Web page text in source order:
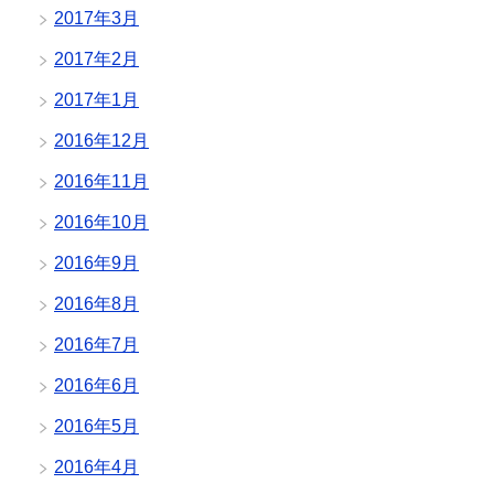
2017年3月
2017年2月
2017年1月
2016年12月
2016年11月
2016年10月
2016年9月
2016年8月
2016年7月
2016年6月
2016年5月
2016年4月